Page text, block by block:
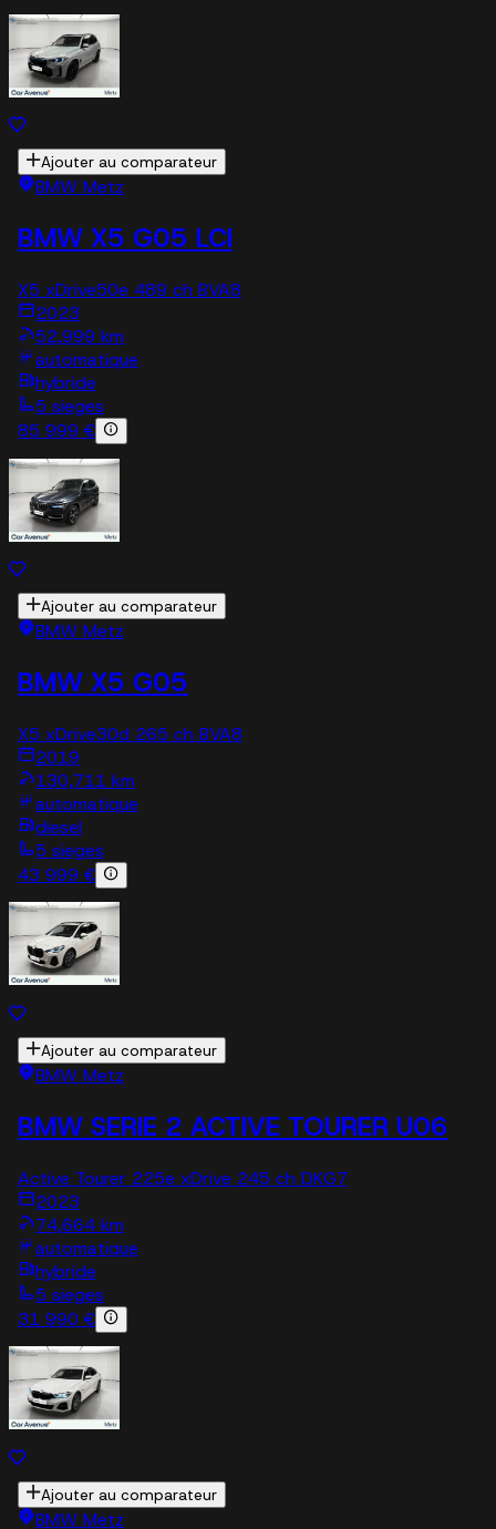
Ajouter au comparateur
BMW Metz
BMW X5 G05 LCI
X5 xDrive50e 489 ch BVA8
2023
52,999 km
automatique
hybride
5 sieges
85 999 €
Ajouter au comparateur
BMW Metz
BMW X5 G05
X5 xDrive30d 265 ch BVA8
2019
130,711 km
automatique
diesel
5 sieges
43 999 €
Ajouter au comparateur
BMW Metz
BMW SERIE 2 ACTIVE TOURER U06
Active Tourer 225e xDrive 245 ch DKG7
2023
74,664 km
automatique
hybride
5 sieges
31 990 €
Ajouter au comparateur
BMW Metz